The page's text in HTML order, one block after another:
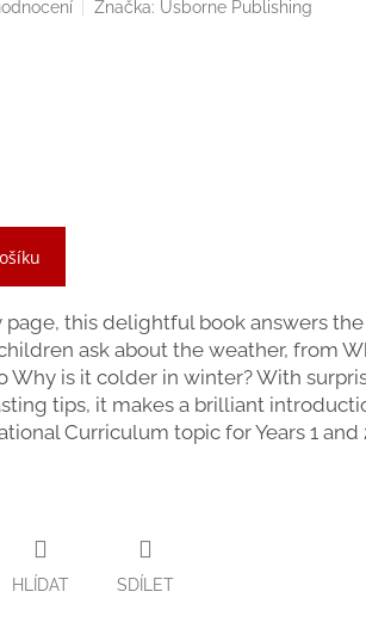
Značka: Usborne Publishing
this delightful book answers the
ask about the weather, from
Why is it colder in winter? With
tips, it makes a brilliant
Curriculum topic for Years 1 and
HLÍDAT SDÍLET